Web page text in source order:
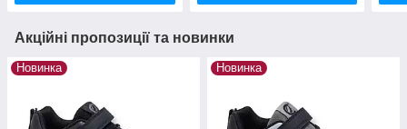
Акційні пропозиції та новинки
Новинка Новинка